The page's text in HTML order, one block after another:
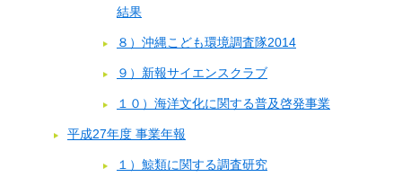
結果
８）沖縄こども環境調査隊2014
９）新報サイエンスクラブ
１０）海洋文化に関する普及啓発事業
平成27年度 事業年報
１）鯨類に関する調査研究